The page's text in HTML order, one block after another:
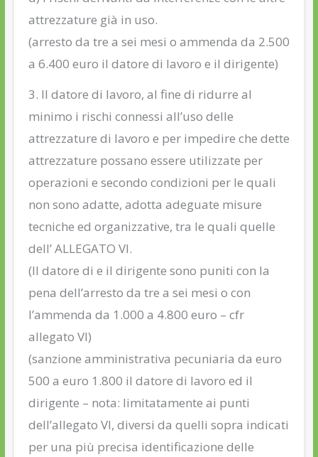
attrezzature già in uso.
(arresto da tre a sei mesi o ammenda da 2.500
a 6.400 euro il datore di lavoro e il dirigente)
3. Il datore di lavoro, al fine di ridurre al
minimo i rischi connessi all’uso delle
attrezzature di lavoro e per impedire che dette
attrezzature possano essere utilizzate per
operazioni e secondo condizioni per le quali
non sono adatte, adotta adeguate misure
tecniche ed organizzative, tra le quali quelle
dell’ ALLEGATO VI.
(Il datore di e il dirigente sono puniti con la
pena dell’arresto da tre a sei mesi o con
l’ammenda da 1.000 a 4.800 euro – cfr
allegato VI)
(sanzione amministrativa pecuniaria da euro
500 a euro 1.800 il datore di lavoro ed il
dirigente – nota: limitatamente ai punti
dell’allegato VI, diversi da quelli sopra indicati
per una più precisa identificazione delle